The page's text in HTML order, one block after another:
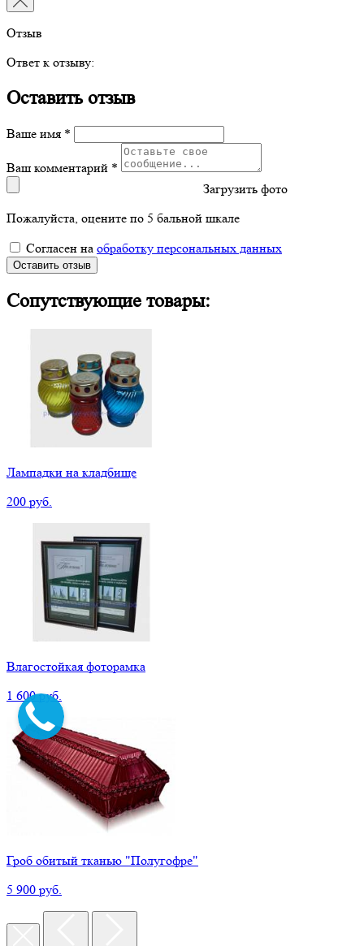
Отзыв
Ответ к отзыву:
Оставить отзыв
Ваше имя *
Ваш комментарий *
Загрузить фото
Пожалуйста, оцените по 5 бальной шкале
Согласен на обработку персональных данных
Оставить отзыв
Сопутствующие товары:
Лампадки на кладбище
200 руб.
Влагостойкая фоторамка
1 600 руб.
Гроб обитый тканью "Полугофре"
5 900 руб.